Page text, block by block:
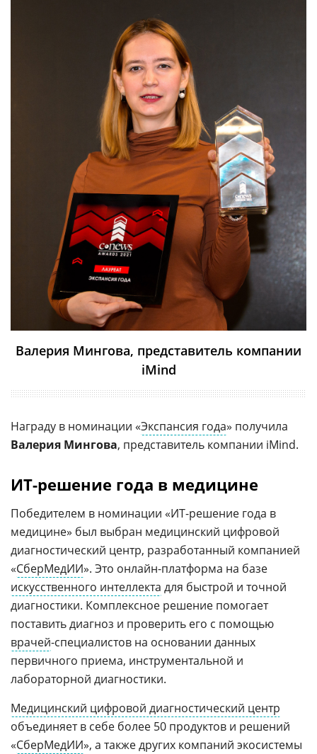
Валерия Мингова, представитель компании
iMind
Награду в номинации «Экспансия года» получила
Валерия Мингова, представитель компании iMind.
ИТ-решение года в медицине
Победителем в номинации «ИТ-решение года в
медицине» был выбран медицинский цифровой
диагностический центр, разработанный компанией
«СберМедИИ». Это онлайн-платформа на базе
искусственного интеллекта для быстрой и точной
диагностики. Комплексное решение помогает
поставить диагноз и проверить его с помощью
врачей-специалистов на основании данных
первичного приема, инструментальной и
лабораторной диагностики.
Медицинский цифровой диагностический центр
объединяет в себе более 50 продуктов и решений
«СберМедИИ», а также других компаний экосистемы